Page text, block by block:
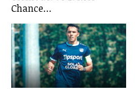
Chance…